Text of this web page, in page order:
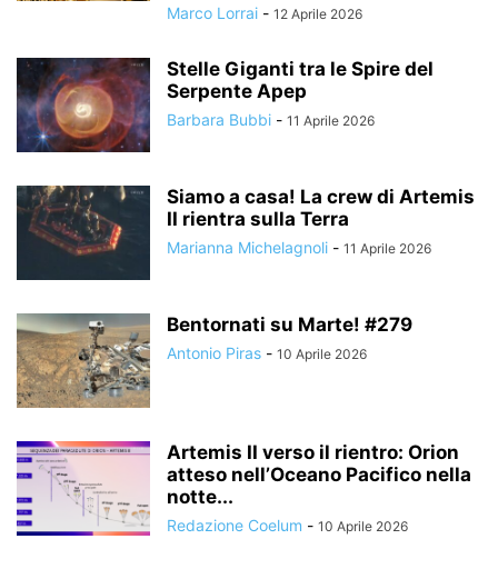
Marco Lorrai - 12 Aprile 2026
Stelle Giganti tra le Spire del
Serpente Apep
Barbara Bubbi - 11 Aprile 2026
Siamo a casa! La crew di Artemis
II rientra sulla Terra
Marianna Michelagnoli - 11 Aprile 2026
Bentornati su Marte! #279
Antonio Piras - 10 Aprile 2026
Artemis II verso il rientro: Orion
atteso nell’Oceano Pacifico nella
notte...
Redazione Coelum - 10 Aprile 2026